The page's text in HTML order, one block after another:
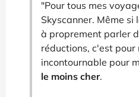
"Pour tous mes
Skyscanner. Même si
à proprement parler
réductions, c'est pour
incontournable pour
le moins cher.